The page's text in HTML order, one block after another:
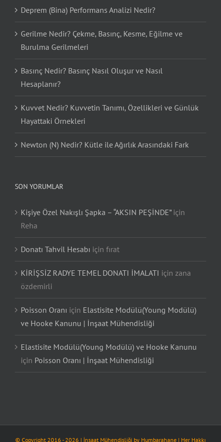
Deprem (Bina) Performans Analizi Nedir?
Gerilme Nedir? Çekme, Basınç, Kesme, Eğilme ve
Burulma Gerilmeleri
Basınç Nedir? Basınç Nasıl Oluşur ve Nasıl
Hesaplanır?
Kuvvet Nedir? Kuvvetin Tanımı, Özellikleri ve Günlük
Hayattaki Örnekleri
Newton (N) Nedir? Kütle ile Ağırlık Arasındaki Fark
SON YORUMLAR
Kişiye Özel Nakışlı Şapka – “AKSIN PEŞİNDE”için
Reha
Donatı Tahvil Hesabı için fırat
KİRİŞSİZ RADYE TEMEL DONATI İMALATI için zana
özdemirli
Poisson Oranı için Elastisite Modülü(Young Modülü)
ve Hooke Kanunu | İnşaat Mühendisliği
Elastisite Modülü(Young Modülü) ve Hooke Kanunu
için Poisson Oranı | İnşaat Mühendisliği
© Copyright 2016 -2026 | İnşaat Mühendisliği by Humbarahane | Her Hakkı